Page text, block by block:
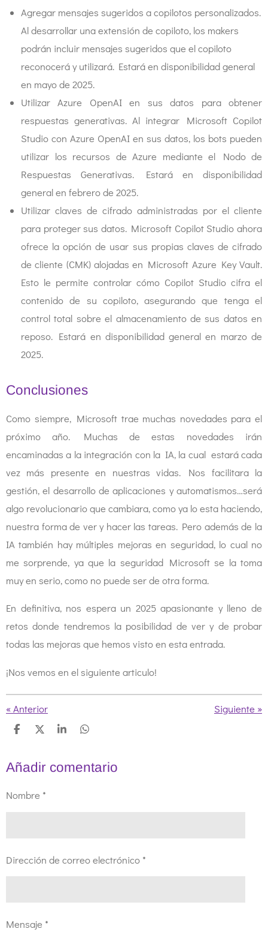
Agregar mensajes sugeridos a copilotos personalizados.
Al desarrollar una extensión de copiloto, los makers
podrán incluir mensajes sugeridos que el copiloto
reconocerá y utilizará. Estará en disponibilidad general
en mayo de 2025.
Utilizar Azure OpenAI en sus datos para obtener
respuestas generativas. Al integrar Microsoft Copilot
Studio con Azure OpenAI en sus datos, los bots pueden
utilizar los recursos de Azure mediante el Nodo de
Respuestas Generativas. Estará en disponibilidad
general en febrero de 2025.
Utilizar claves de cifrado administradas por el cliente
para proteger sus datos. Microsoft Copilot Studio ahora
ofrece la opción de usar sus propias claves de cifrado
de cliente (CMK) alojadas en Microsoft Azure Key Vault.
Esto le permite controlar cómo Copilot Studio cifra el
contenido de su copiloto, asegurando que tenga el
control total sobre el almacenamiento de sus datos en
reposo. Estará en disponibilidad general en marzo de
2025.
Conclusiones
Como siempre, Microsoft trae muchas novedades para el
próximo año. Muchas de estas novedades irán
encaminadas a la integración con la IA, la cual estará cada
vez más presente en nuestras vidas. Nos facilitara la
gestión, el desarrollo de aplicaciones y automatismos…será
algo revolucionario que cambiara, como ya lo esta haciendo,
nuestra forma de ver y hacer las tareas. Pero además de la
IA también hay múltiples mejoras en seguridad, lo cual no
me sorprende, ya que la seguridad Microsoft se la toma
muy en serio, como no puede ser de otra forma.
En definitiva, nos espera un 2025 apasionante y lleno de
retos donde tendremos la posibilidad de ver y de probar
todas las mejoras que hemos visto en esta entrada.
¡Nos vemos en el siguiente articulo!
« Anterior Siguiente »
C
p
a
t
C
p
a
t
C
p
a
C
p
a
Añadir comentario
Nombre *
Dirección de correo electrónico *
Mensaje *